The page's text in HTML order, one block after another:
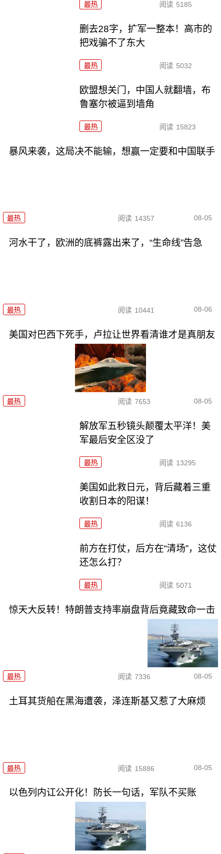
最热 阅读 5185
删去28字，扩军一整本！高市的
把戏骗不了东大
最热 阅读 5032
欧盟想关门，中国人就翻墙，布
鲁塞尔被逼到墙角
最热 阅读 15823
暴风来袭，这局决不能输，想赢一定要和中国联手
最热 阅读 14357 08-05
河水干了，欧洲的底裤露出来了，“生命线”告急
最热 阅读 10441 08-06
美国对巴西下死手，卢拉让世界看清谁才是真朋友
最热 阅读 7653 08-05
解放军五秒镜头颠覆太平洋！美
军最后安全区没了
最热 阅读 13295
美国如此救日元，背后藏着三重
收割日本的阳谋！
最热 阅读 6136
前方在打仗，后方在“清场”，这仗
还怎么打？
最热 阅读 5071
惊天大反转！特朗普支持率崩盘背后竟藏致命一击
最热 阅读 7336 08-05
土耳其货船在黑海遭袭，泽连斯基又惹了大麻烦
最热 阅读 15886 08-05
以色列内讧公开化！防长一句话，军队不买账